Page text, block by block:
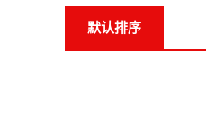
默认排序